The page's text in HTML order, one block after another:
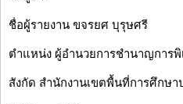
ชื่อผู้รายงาน ขจรยศ บุรุษศรี
ตำแหน่ง ผู้อำนวยการชำนาญการพิ
สังกัด สำนักงานเขตพื้นที่การศึกษา